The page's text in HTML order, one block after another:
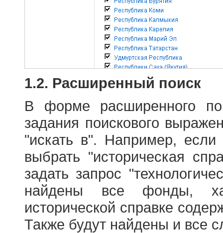
1.2. Расширенный поиск
В форме расширенного
задания поискового
"искать в". Например,
выбрать "историческая
задать запрос
найдены все фонды,
исторической справке
Также будут найдены и все